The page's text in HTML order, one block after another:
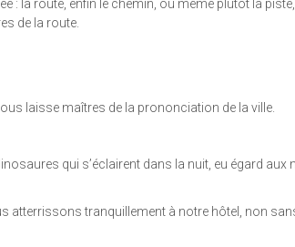
: la route, enfin le chemin, ou même plutôt la
de la route.
laisse maîtres de la prononciation de la ville.
qui s’éclairent dans la nuit, eu égard
tranquillement à notre hôtel, non